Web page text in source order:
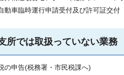
動車臨時運行申請受付及び許可証交付
所では取扱っていない業務
の申告(税務署・市民税課へ)